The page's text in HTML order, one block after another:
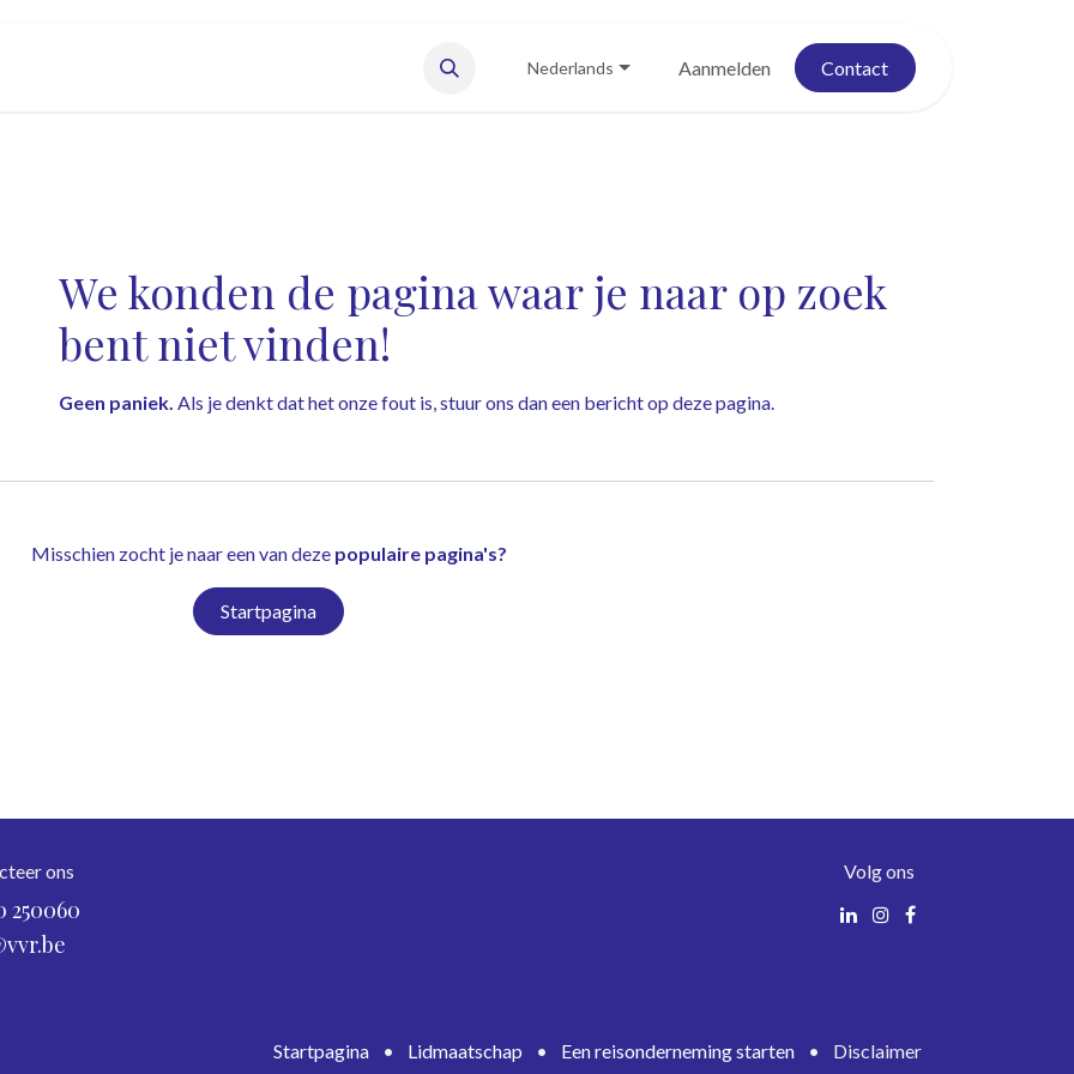
Onze leden Blog Evenementen
Nederlands Aanmelden Contact
Fout 404
We konden de pagina waar je naar op zoek
bent niet vinden!
Geen paniek. Als je denkt dat het onze fout is, stuur ons dan een bericht op deze pagina.
Misschien zocht je naar een van deze populaire pagina's?
Startpagina
ons
250060
Volg ons
Startpagina • Lidmaatschap • Een reisonderneming starten • Disclaimer